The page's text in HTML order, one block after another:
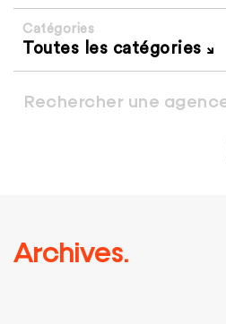
Catégories
Toutes les catégories
Archives.